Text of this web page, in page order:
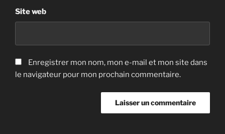
Site web
Enregistrer mon nom, mon e-mail et mon site dans
le navigateur pour mon prochain commentaire.